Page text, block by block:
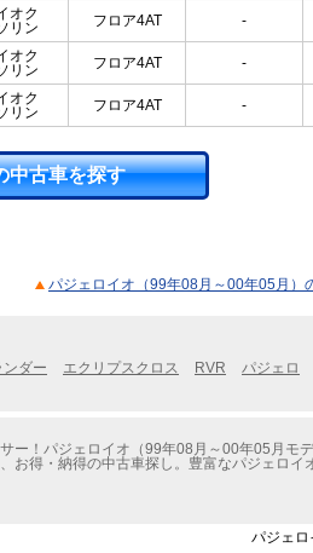
オク
リン
フロア4AT -
オク
リン
フロア4AT -
オク
リン
フロア4AT -
中古車を探す
パジェロイオ（99年08月～00年05月）
ンダー エクリプスクロス RVR パジェロ
ー！パジェロイオ（99年08月～00年05月モ
お得・納得の中古車探し。豊富なパジェロ
パジェ